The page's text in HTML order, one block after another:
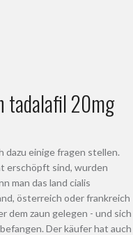
tadalafil 20mg
dazu einige fragen stellen.
erschöpft sind, wurden
man das land cialis
österreich oder frankreich
dem zaun gelegen - und sich
Der käufer hat auch